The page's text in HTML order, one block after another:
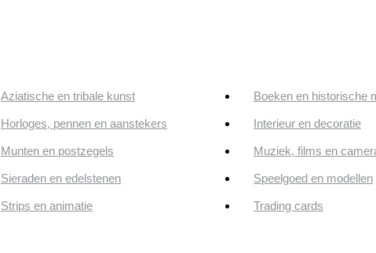
Aziatische en tribale kunst Boeken en historische
Horloges, pennen en aanstekers Interieur en decoratie
Munten en postzegels Muziek, films en
Sieraden en edelstenen Speelgoed en modellen
Strips en animatie Trading cards